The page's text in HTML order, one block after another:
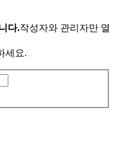
다.작성자와 관리자만 열
세요.